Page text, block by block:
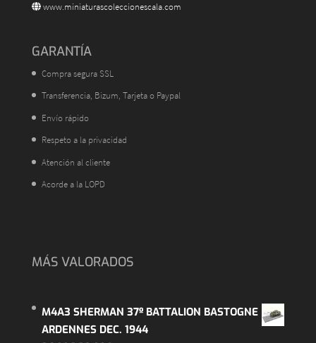
www.miniaturascoleccionescala.com
GARANTÍA
Compra segura SSL
Transferencia, Bizum, Tarjeta o Paypal
Envío rápido
Respeto a la privacidad
Atención al cliente
Acorde a la LOPD
MÁS VALORADOS
M4A3 SHERMAN 37º BATTALION BASTOGNE
ARDENNES DEC. 1944